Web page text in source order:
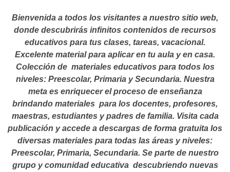
Bienvenida a todos los visitantes a nuestro sitio web,
donde descubrirás infinitos contenidos de recursos
educativos para tus clases, tareas, vacacional.
Excelente material para aplicar en tu aula y en casa.
Colección de materiales educativos para todos los
niveles: Preescolar, Primaria y Secundaria. Nuestra
meta es enriquecer el proceso de enseñanza
brindando materiales para los docentes, profesores,
maestras, estudiantes y padres de familia. Visita cada
publicación y accede a descargas de forma gratuita los
diversas materiales para todas las áreas y niveles:
Preescolar, Primaria, Secundaria. Se parte de nuestro
grupo y comunidad educativa descubriendo nuevas